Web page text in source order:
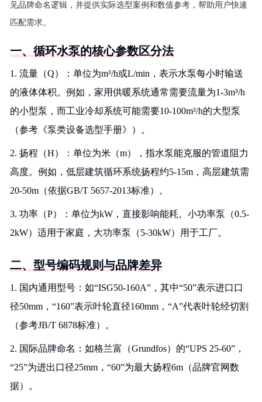
见品牌命名逻辑，并提供实际选型案例和数值参考，帮助用户快速
匹配需求。
一、循环水泵的核心参数区分法
1. 流量（Q）：单位为m³/h或L/min，表示水泵每小时输送
的液体体积。例如，家用供暖系统通常需要流量为1-3m³/h
的小型泵，而工业冷却系统可能需要10-100m³/h的大型泵
（参考《泵类设备选型手册》）。
2. 扬程（H）：单位为米（m），指水泵能克服的管道阻力
高度。例如，低层建筑循环系统扬程约5-15m，高层建筑需
20-50m（依据GB/T 5657-2013标准）。
3. 功率（P）：单位为kW，直接影响能耗。小功率泵（0.5-
2kW）适用于家庭，大功率泵（5-30kW）用于工厂。
二、型号编码规则与品牌差异
1. 国内通用型号：如“ISG50-160A”，其中“50”表示进口口
径50mm，“160”表示叶轮直径160mm，“A”代表叶轮经切割
（参考JB/T 6878标准）。
2. 国际品牌命名：如格兰富（Grundfos）的“UPS 25-60”，
“25”为进出口径25mm，“60”为最大扬程6m（品牌官网数
据）。